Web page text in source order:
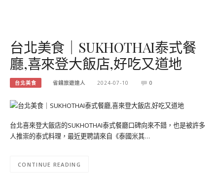
台北美食｜SUKHOTHAI泰式餐
廳,喜來登大飯店,好吃又道地
台北美食 省錢旅遊達人 2024-07-10 0
台北喜來登大飯店的SUKHOTHAI泰式餐廳口碑向來不錯，也是被許多
人推崇的泰式料理，最近更聘請來自《泰國米其…
CONTINUE READING